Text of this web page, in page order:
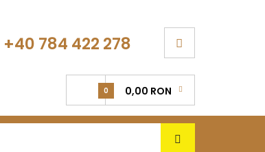
+40 784 422 278
0 0,00 RON